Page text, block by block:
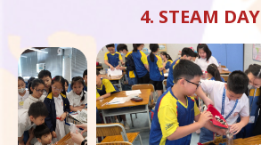
4. STEAM DAY